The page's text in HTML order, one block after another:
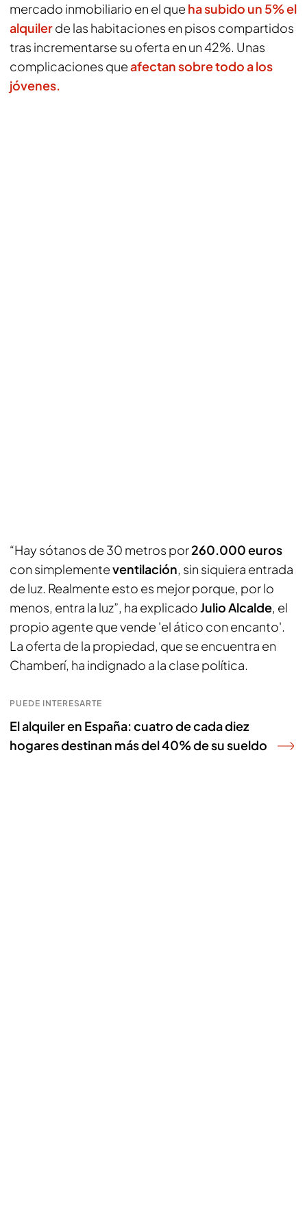
mercado inmobiliario en el que ha subido un 5% el
alquilerde las habitaciones en pisos compartidos
tras incrementarse su oferta en un 42%. Unas
complicaciones queafectan sobre todo a los
jóvenes.
“Hay sótanos de 30 metros por260.000 euros
con simplementeventilación, sin siquiera entrada
de luz. Realmente esto es mejor porque, por lo
menos, entra la luz”, ha explicadoJulio Alcalde, el
propio agente que vende 'el ático con encanto'.
La oferta de la propiedad, que se encuentra en
Chamberí, ha indignado a la clase política.
PUEDE INTERESARTE
El alquiler en España: cuatro de cada diez
hogares destinan más del 40% de su sueldo